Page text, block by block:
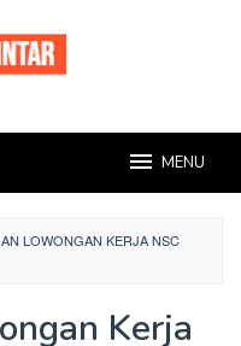
MENU
LOWONGAN KERJA NSC
Kerja